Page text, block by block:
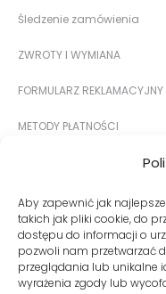
Aby zapewnić jak
takich jak pliki cookie, do
dostępu do informacji o
pozwoli nam przetwarzać
przeglądania lub unikalne
wyrażenia zgody lub
Śledzenie zamówienia
ZWROTY I WYMIANA
FORMULARZ REKLAMACYJNY
METODY PŁATNOŚCI
DOSTAWA I KOSZTY
TABELA ROZMIARÓW